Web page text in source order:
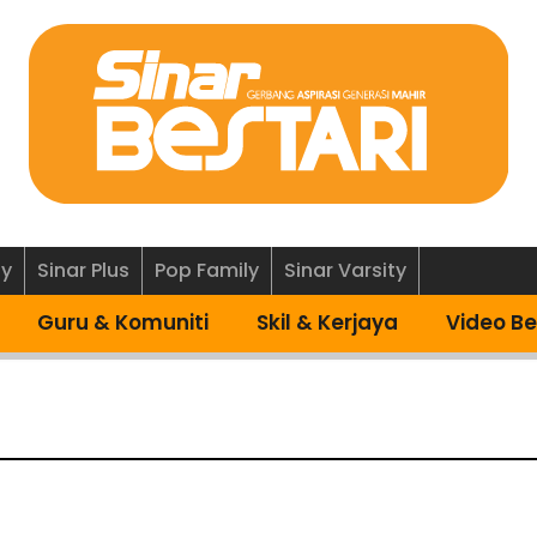
Sinar Plus Pop Family Sinar Varsity
Guru & Komuniti Skil & Kerjaya Video